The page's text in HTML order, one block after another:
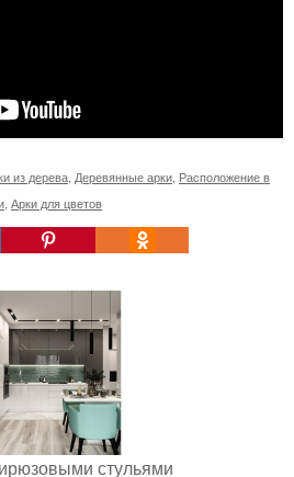
из дерева Деревянные арки Расположение в
Арки для цветов
стульями